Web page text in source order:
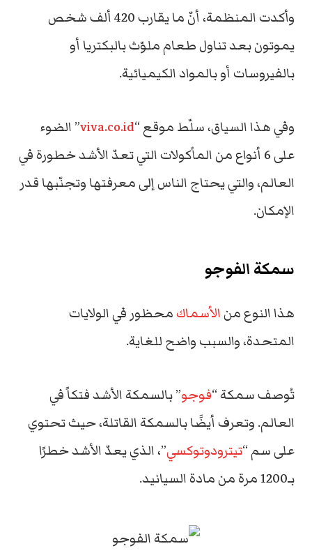
وأكدت المنظمة، أنّ ما يقارب 420 ألف شخص
يموتون بعد تناول طعام ملوّث بالبكتريا أو
بالفيروسات أو بالمواد الكيميائية.
وفي هذا السياق، سلّط موقع “viva.co.id” الضوء
على 6 أنواع من المأكولات التي تعدّ الأشد خطورة في
العالم، والتي يحتاج الناس إلى معرفتها وتجنّبها قدر
الإمكان.
سمكة الفوجو
هذا النوع منالأسماك محظور في الولايات
المتحدة،والسبب واضح للغاية.
تُوصف سمكة “فوجو” بالسمكةالأشد فتكاً في
العالم. وتعرف أيضََا بالسمكة القاتلة، حيث تحتوي
على سم “تيترودوتوكسي”، الذي يعدّ الأشد خطرًا
بـ1200 مرة من مادة السيانيد.